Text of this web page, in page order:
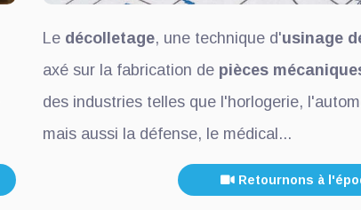
Le décolletage, une technique d'usinage
axé sur la fabrication de pièces
des industries telles que l'horlogerie,
mais aussi la défense, le médical...
Retournons à